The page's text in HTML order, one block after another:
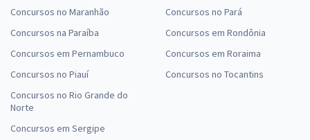
Concursos no Maranhão
Concursos na Paraíba
Concursos em Pernambuco
Concursos no Piauí
Concursos no Rio Grande do
Norte
Concursos em Sergipe
Concursos no Pará
Concursos em Rondônia
Concursos em Roraima
Concursos no Tocantins